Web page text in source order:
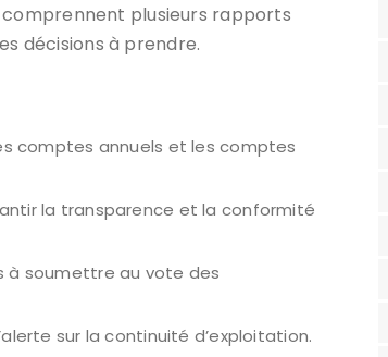
plusieurs rapports
décisions à prendre.
comptes annuels et les comptes
la transparence et la conformité
à soumettre au vote des
sur la continuité d’exploitation.